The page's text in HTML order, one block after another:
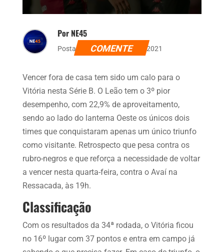
Por NE45
Postado dia 12 de janeiro de 2021
COMENTE
Vencer fora de casa tem sido um calo para o
Vitória nesta Série B. O Leão tem o 3º pior
desempenho, com 22,9% de aproveitamento,
sendo ao lado do lanterna Oeste os únicos dois
times que conquistaram apenas um único triunfo
como visitante. Retrospecto que pesa contra os
rubro-negros e que reforça a necessidade de voltar
a vencer nesta quarta-feira, contra o Avaí na
Ressacada, às 19h.
Classificação
Com os resultados da 34ª rodada, o Vitória ficou
no 16º lugar com 37 pontos e entra em campo já